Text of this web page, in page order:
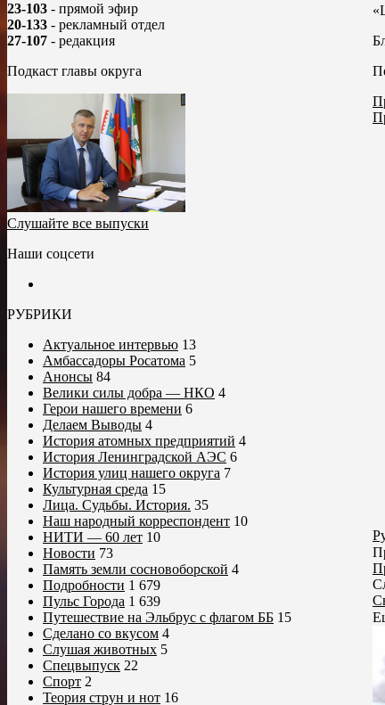
23-103 - прямой эфир
20-133 - рекламный отдел
27-107 - редакция
Подкаст главы округа
Слушайте все выпуски
Наши соцсети
РУБРИКИ
Актуальное интервью 13
Амбассадоры Росатома 5
Анонсы 84
Велики силы добра — НКО 4
Герои нашего времени 6
Делаем Выводы 4
История атомных предприятий 4
История Ленинградской АЭС 6
История улиц нашего округа 7
Культурная среда 15
Лица. Судьбы. История. 35
Наш народный корреспондент 10
НИТИ — 60 лет 10
Новости 73
Память земли сосновоборской 4
Подробности 1 679
Пульс Города 1 639
Путешествие на Эльбрус с флагом ББ 15
Сделано со вкусом 4
Слушая животных 5
Спецвыпуск 22
Спорт 2
Теория струн и нот 16